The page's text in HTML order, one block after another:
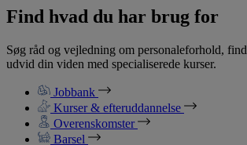
Find hvad du har brug for
Søg råd og vejledning om personaleforhold,
udvid din viden med specialiserede kurser.
Jobbank
Kurser & efteruddannelse
Overenskomster
Barsel